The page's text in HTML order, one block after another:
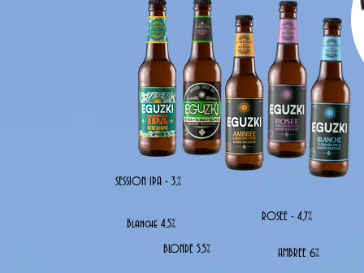
SESSION IPA - 3,%
ROSEE - 4,7%
Blanche 4,5%
AMBREE 6%
BLONDE 5,5%